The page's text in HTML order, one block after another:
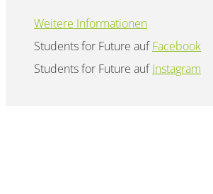
Weitere Informationen
Students for Future aufFacebook
Students for Future aufInstagram